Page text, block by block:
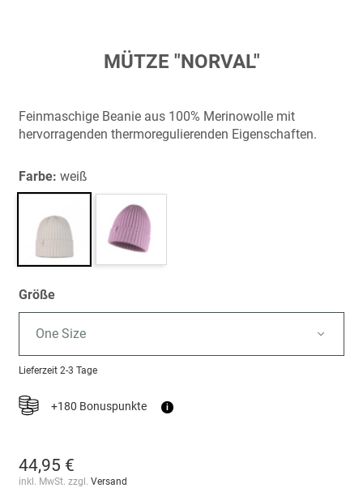
springen
MÜTZE "NORVAL"
Feinmaschige Beanie aus 100% Merinowolle mit
hervorragenden thermoregulierenden Eigenschaften.
Farbe: weiß
Größe
One Size
Lieferzeit 2-3 Tage
+180 Bonuspunkte i
44,95 €
inkl. MwSt. zzgl. Versand